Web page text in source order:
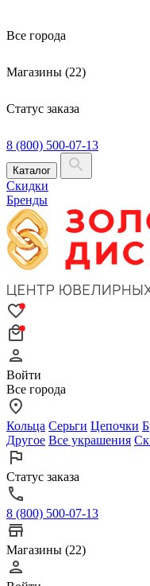
Все города
Магазины (22)
Статус заказа
8 (800) 500-07-13
Каталог
Скидки
Бренды
Войти
Все города
Кольца Серьги Цепочки
Другое Все украшения
Статус заказа
8 (800) 500-07-13
Магазины (22)